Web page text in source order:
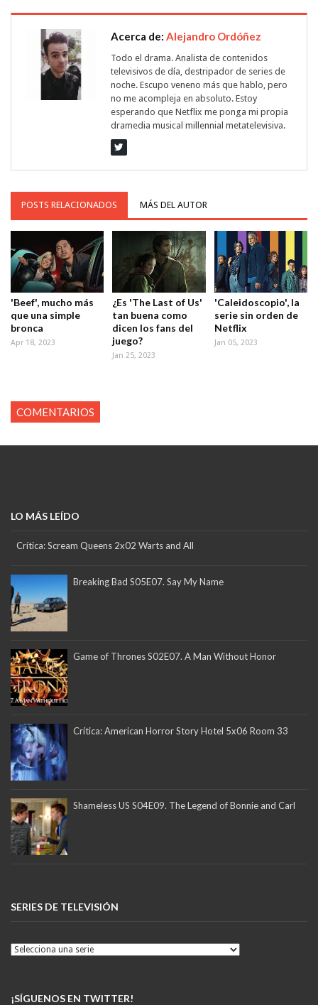
Acerca de: Alejandro Ordóñez
Todo el drama. Analista de contenidos
televisivos de día, destripador de series de
noche. Escupo veneno más que hablo, pero
no me acompleja en absoluto. Estoy
esperando que Netflix me ponga mi propia
dramedia musical millennial metatelevisiva.
POSTS RELACIONADOS MÁS DEL AUTOR
'Beef', mucho más
que una simple
bronca
Apr 18, 2023
¿Es 'The Last of Us'
tan buena como
dicen los fans del
juego?
Jan 25, 2023
'Caleidoscopio', la
serie sin orden de
Netflix
Jan 05, 2023
COMENTARIOS
LO MÁS LEÍDO
Crítica: Scream Queens 2x02 Warts and All
Breaking Bad S05E07. Say My Name
Game of Thrones S02E07. A Man Without Honor
Crítica: American Horror Story Hotel 5x06 Room 33
Shameless US S04E09. The Legend of Bonnie and Carl
SERIES DE TELEVISIÓN
¡SÍGUENOS EN TWITTER!